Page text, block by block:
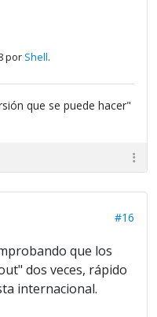
por Shell.
que se puede hacer"
#16
que los
dos veces, rápido
internacional.